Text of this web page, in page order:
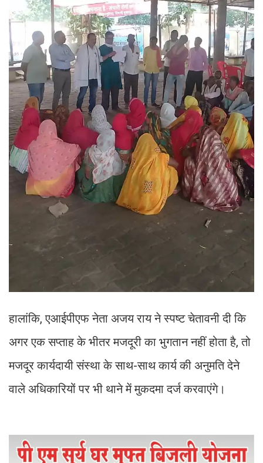
हालांकि, एआईपीएफ नेता अजय राय ने स्पष्ट चेतावनी दी कि
अगर एक सप्ताह के भीतर मजदूरी का भुगतान नहीं होता है, तो
मजदूर कार्यदायी संस्था के साथ-साथ कार्य की अनुमति देने
वाले अधिकारियों पर भी थाने में मुकदमा दर्ज करवाएंगे।